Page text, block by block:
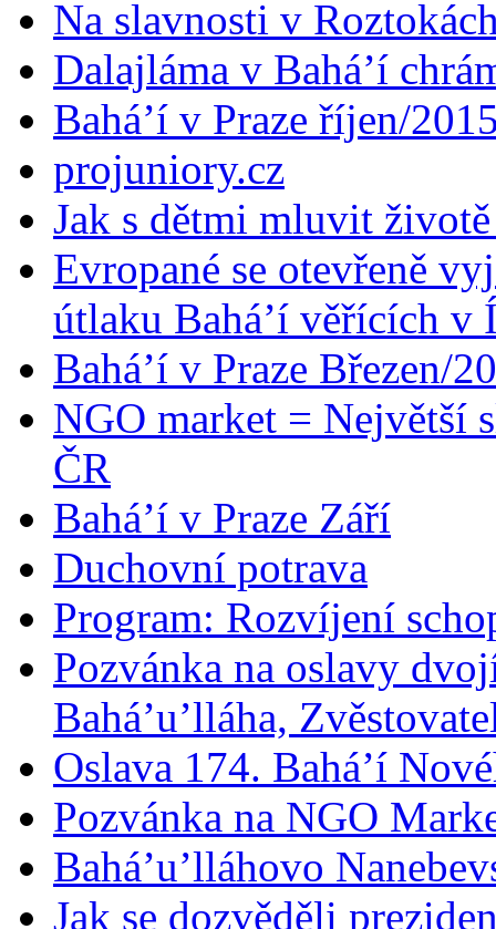
Na slavnosti v
Dalajláma v Bahá’í
Bahá’í v Praze říjen/
projuniory.cz
Jak s dětmi mluvit
Evropané se otevřeně
útlaku Bahá’í věřících v
Bahá’í v Praze Březen/
NGO market = Největší
ČR
Bahá’í v Praze Září
Duchovní potrava
Program: Rozvíjení
Pozvánka na oslavy
Bahá’u’lláha,
Oslava 174. Bahá’í
Pozvánka na NGO
Bahá’u’lláhovo
Jak se dozvěděli